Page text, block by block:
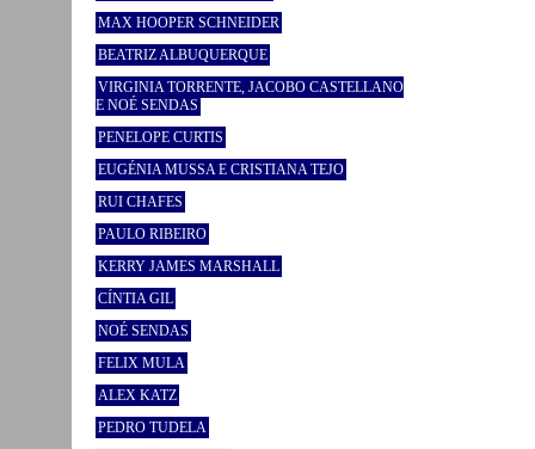
MAX HOOPER SCHNEIDER
BEATRIZ ALBUQUERQUE
VIRGINIA TORRENTE, JACOBO CASTELLANO
E NOÉ SENDAS
PENELOPE CURTIS
EUGÉNIA MUSSA E CRISTIANA TEJO
RUI CHAFES
PAULO RIBEIRO
KERRY JAMES MARSHALL
CÍNTIA GIL
NOÉ SENDAS
FELIX MULA
ALEX KATZ
PEDRO TUDELA